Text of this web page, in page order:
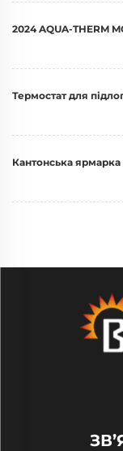
2024 AQUA-THERM
Термостат для
Кантонська ярмарка